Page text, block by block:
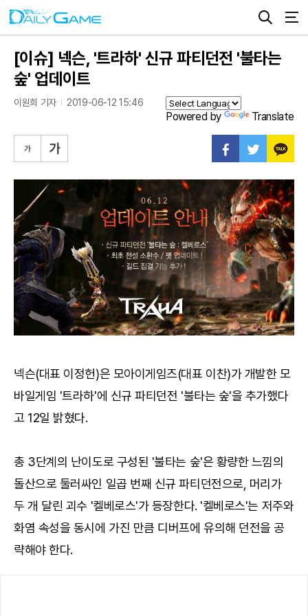
[이슈] 넥슨, '트라하' 신규 파티던전 '불타는
숲' 업데이트
이원희 기자 2019-06-12 15:46
Powered by Translate
넥슨(대표 이정헌)은 모아이게임즈(대표 이찬)가 개발한 모
바일게임 '트라하'에 신규 파티던전 '불타는 숲'을 추가했다
고 12일 밝혔다.
총 3단계의 난이도로 구성된 '불타는 숲'은 황량한 느낌의
돌산으로 둘러싸인 일곱 번째 신규 파티던전으로, 머리가
두 개 달린 괴수 '켈베로스'가 등장한다. '켈베로스'는 저주와
화염 속성을 동시에 가진 만큼 디버프에 유의해 던전을 공
략해야 한다.